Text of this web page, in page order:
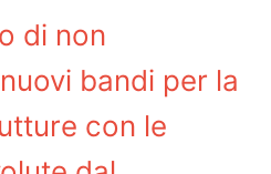
di non
bandi per la
con le